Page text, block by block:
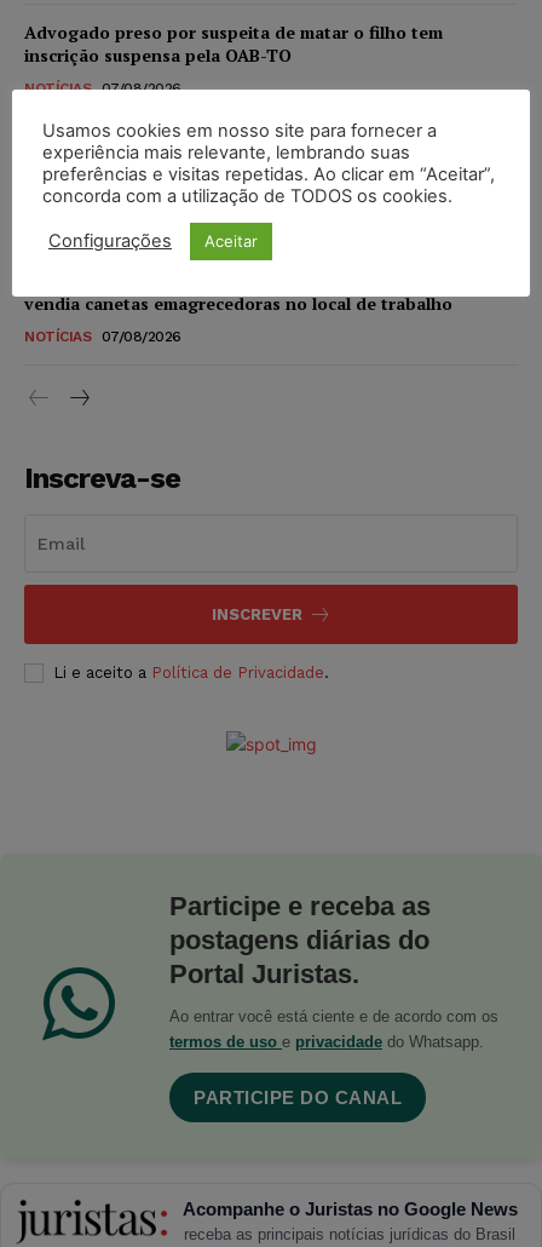
Advogado preso por suspeita de matar o filho tem
inscrição suspensa pela OAB-TO
NOTÍCIAS 07/08/2026
STF amplia isenção de IBS e CBS na compra de veículos
novos para pessoas com deficiência e autistas de todos os
níveis
07/08/2026
vendia canetas emagrecedoras no local de trabalho
NOTÍCIAS 07/08/2026
Inscreva-se
INSCREVER
Li e aceito a Política de Privacidade.
Participe e receba as
postagens diárias do
Portal Juristas.
Ao entrar você está ciente e de acordo com os
termos de uso e privacidade do Whatsapp.
PARTICIPE DO CANAL
Acompanhe o Juristas no Google News
receba as principais notícias jurídicas do Brasil
Usamos cookies em nosso site para fornecer a
experiência mais relevante, lembrando suas
preferências e visitas repetidas. Ao clicar em “Aceitar”,
concorda com a utilização de TODOS os cookies.
Configurações Aceitar